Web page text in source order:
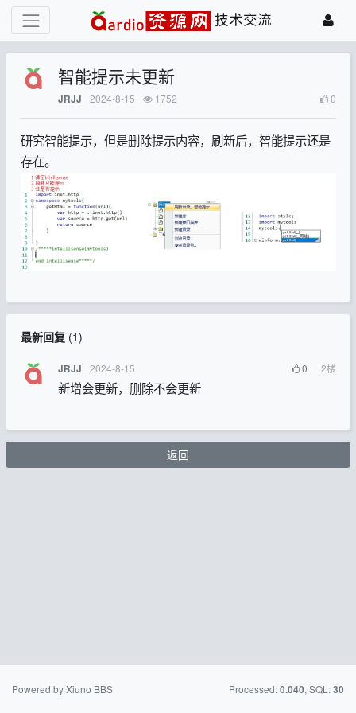
技术交流
智能提示未更新
JRJJ 2024-8-15 1752 0
研究智能提示，但是删除提示内容，刷新后，智能提示还是
存在。
最新回复(1)
JRJJ 2024-8-15 0 2楼
新增会更新，删除不会更新
返回
Powered by Xiuno BBS Processed:0.040, SQL:30